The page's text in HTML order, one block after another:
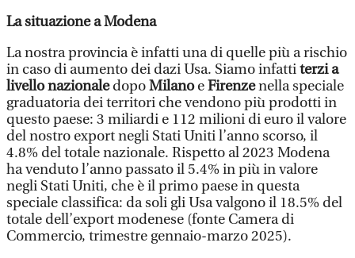
La situazione a Modena
La nostra provincia è infatti una di quelle più a rischio
in caso di aumento dei dazi Usa. Siamo infattiterzi a
livello nazionaledopoMilanoeFirenzenella speciale
graduatoria dei territori che vendono più prodotti in
questo paese: 3 miliardi e 112 milioni di euro il valore
del nostro export negli Stati Uniti l’anno scorso, il
4.8% del totale nazionale. Rispetto al 2023 Modena
ha venduto l’anno passato il 5.4% in più in valore
negli Stati Uniti, che è il primo paese in questa
speciale classifica: da soli gli Usa valgono il 18.5% del
totale dell’export modenese (fonte Camera di
Commercio, trimestre gennaio-marzo 2025).